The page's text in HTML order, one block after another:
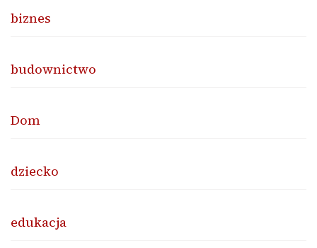
biznes
budownictwo
Dom
dziecko
edukacja